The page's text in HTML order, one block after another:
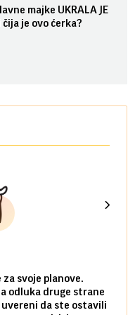
majke UKRALA JE
čija je ovo ćerka?
svoje planove.
odluka druge strane
da ste ostavili